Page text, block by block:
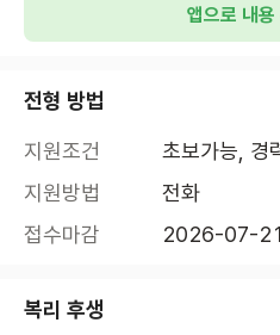
앱으로 내용
전형 방법
지원조건
초보가능, 경
지원방법
전화
접수마감
2026-07-21
복리 후생